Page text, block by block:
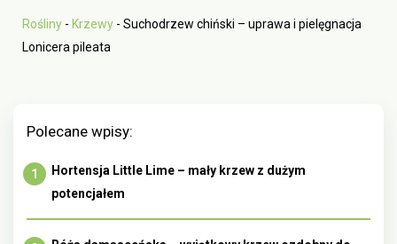
Rośliny - Krzewy - Suchodrzew chiński – uprawa i pielęgnacja
Lonicera pileata
Polecane wpisy:
Hortensja Little Lime – mały krzew z dużym
potencjałem